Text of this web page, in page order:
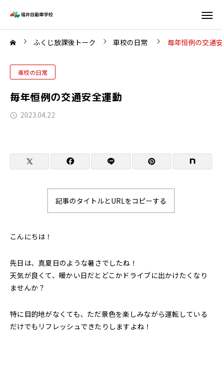
ふくじ放課後トーク 車校の日常 毎年恒例の交通
車校の日常
毎年恒例の交通安全運動
2023.04.22
記事のタイトルとURLをコピーする
こんにちは！
先日は、真夏日のような暑さでしたね！
天気が良くて、暖かい日だとどこかドライブに出かけたくなり
ませんか？
特に目的地がなくても、ただ景色を楽しみながら運転している
だけでもリフレッシュできたりしますよね！